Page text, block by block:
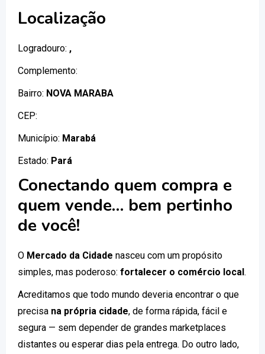
Localização
Logradouro: ,
Complemento:
Bairro: NOVA MARABA
CEP:
Município: Marabá
Estado: Pará
Conectando quem compra e
quem vende… bem pertinho
de você!
O Mercado da Cidade nasceu com um propósito
simples, mas poderoso: fortalecer o comércio local.
Acreditamos que todo mundo deveria encontrar o que
precisa na própria cidade, de forma rápida, fácil e
segura — sem depender de grandes marketplaces
distantes ou esperar dias pela entrega. Do outro lado,